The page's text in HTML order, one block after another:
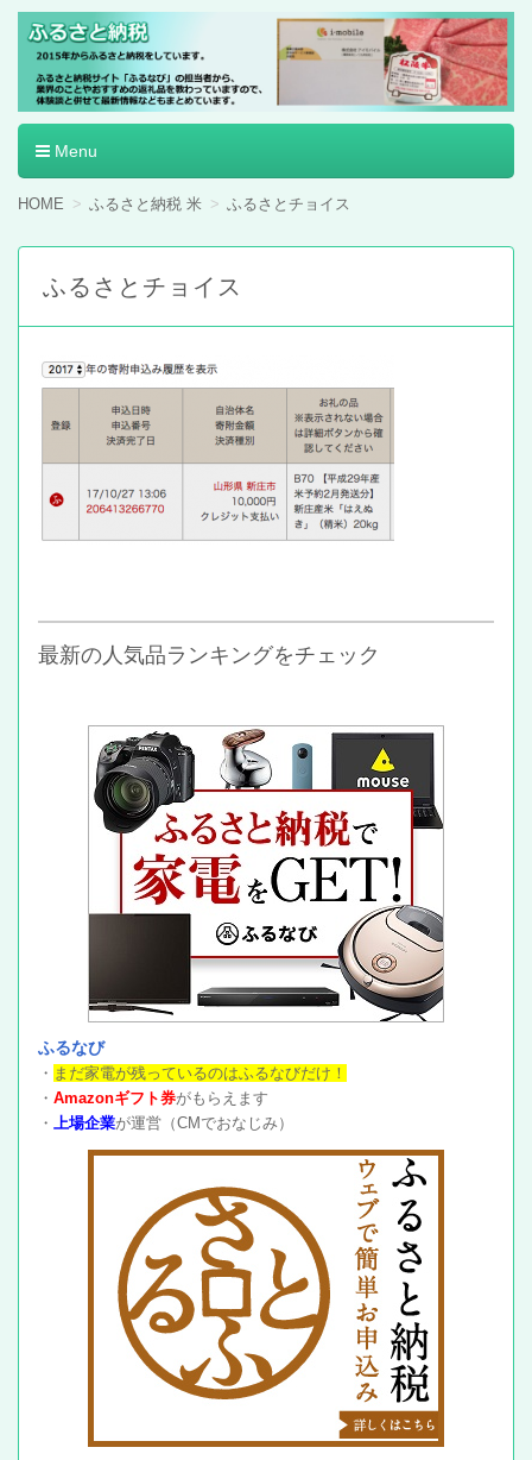
ふるさと納税
Menu
コ
テ
ツ
動
HOME ふるさと納税 米 ふるさとチョイス
ふるさとチョイス
最新の人気品ランキングをチェック
ふるなび
・ まだ家電が残っているのはふるなびだけ！
・ Amazonギフト券がもらえます
・
上場企業が運営（CMでおなじみ）